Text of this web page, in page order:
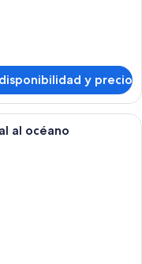
y precio
de hotel con cama,
al océano